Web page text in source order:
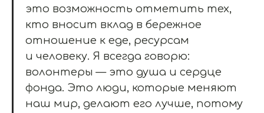
это возможность отметить тех,
кто вносит вклад в бережное
отношение к еде, ресурсам
и человеку. Я всегда говорю:
волонтеры — это душа и сердце
фонда. Это люди, которые меняют
наш мир, делают его лучше, потому